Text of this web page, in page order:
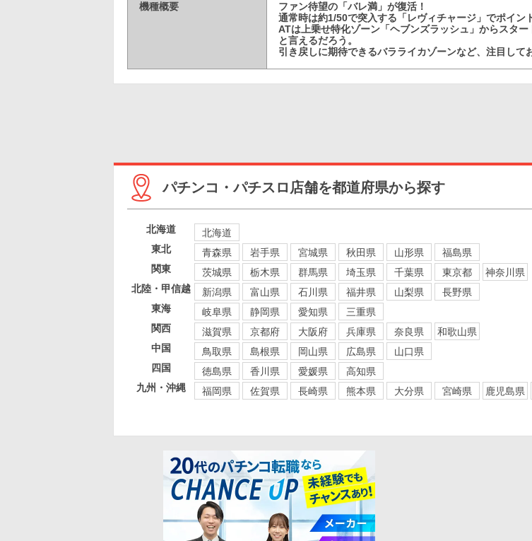
機種概要
ファン待望の「バレ満」が復活！
通常時は約1/50で突入する「レヴィチャージ」でポイン
ATは上乗せ特化ゾーン「ヘブンズラッシュ」からスタ
と言えるだろう。
引き戻しに期待できるバラライカゾーンなど、注目して
パチンコ・パチスロ店舗を都道府県から探す
北海道
北海道
東北
青森県 岩手県 宮城県 秋田県 山形県
福島県
関東
茨城県 栃木県 群馬県 埼玉県 千葉県 東京都
神奈川県
北陸・甲信越
新潟県 富山県 石川県 福井県 山梨県
長野県
東海
岐阜県 静岡県 愛知県
三重県
関西
滋賀県 京都府 大阪府 兵庫県 奈良県
和歌山県
中国
鳥取県 島根県 岡山県 広島県
山口県
四国
徳島県 香川県 愛媛県
高知県
九州・沖縄
福岡県 佐賀県 長崎県 熊本県 大分県 宮崎県 鹿児島県